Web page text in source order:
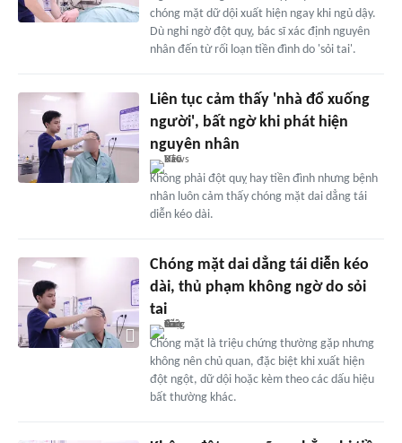
chóng mặt dữ dội xuất hiện ngay khi ngủ dậy.
Dù nghi ngờ đột quỵ, bác sĩ xác định nguyên
nhân đến từ rối loạn tiền đình do 'sỏi tai'.
Liên tục cảm thấy 'nhà đổ xuống
người', bất ngờ khi phát hiện
nguyên nhân
Không phải đột quỵ hay tiền đình nhưng bệnh
nhân luôn cảm thấy chóng mặt dai dẳng tái
diễn kéo dài.
Chóng mặt dai dẳng tái diễn kéo
dài, thủ phạm không ngờ do sỏi
tai
Chóng mặt là triệu chứng thường gặp nhưng
không nên chủ quan, đặc biệt khi xuất hiện
đột ngột, dữ dội hoặc kèm theo các dấu hiệu
bất thường khác.